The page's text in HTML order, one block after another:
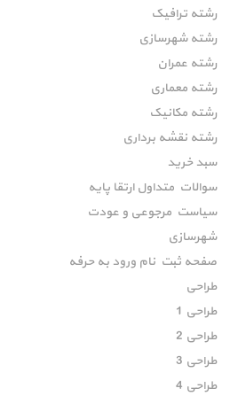
رشته ترافیک
رشته شهرسازی
رشته عمران
رشته معماری
رشته مکانیک
رشته نقشه برداری
سبد خرید
سوالات متداول ارتقا پایه
سیاست مرجوعی و عودت
شهرسازی
صفحه ثبت نام ورود به حرفه
طراحی
طراحی 1
طراحی 2
طراحی 3
طراحی 4